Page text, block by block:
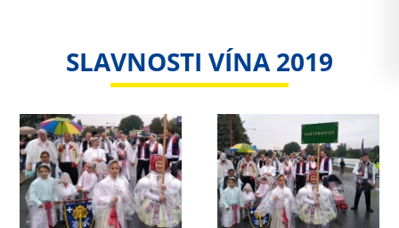
SLAVNOSTI VÍNA 2019